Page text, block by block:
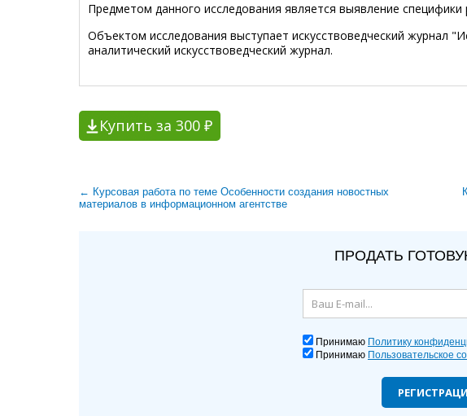
Предметом данного исследования является выявление
Объектом исследования выступает искусствоведческий журнал
аналитический искусствоведческий журнал.
Купить за 300 ₽
← Курсовая работа по теме Особенности создания новостных
материалов в информационном агентстве
ПРОДАТЬ
Принимаю Политику
Принимаю Пользовательское